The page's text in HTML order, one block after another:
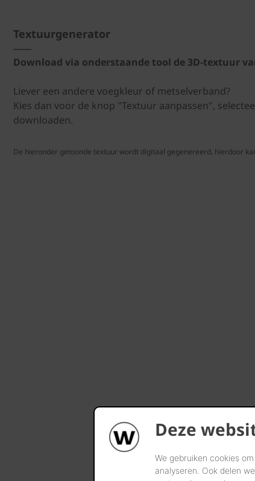
Deze
We gebruiken cookies
analyseren. Ook delen
Textuurgenerator
Download via onderstaande tool de 3D-textuur
Liever een andere voegkleur of metselverband?
Kies dan voor de knop "Textuur aanpassen",
downloaden.
De hieronder getoonde textuur wordt digitaal gegenereerd, hierdoor